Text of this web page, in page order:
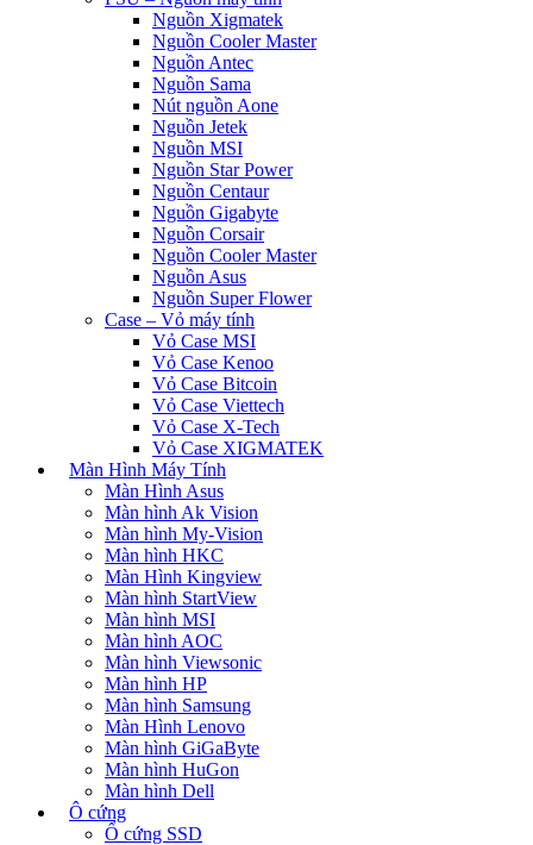
Nguồn Xigmatek
Nguồn Cooler Master
Nguồn Antec
Nguồn Sama
Nút nguồn Aone
Nguồn Jetek
Nguồn MSI
Nguồn Star Power
Nguồn Centaur
Nguồn Gigabyte
Nguồn Corsair
Nguồn Cooler Master
Nguồn Asus
Nguồn Super Flower
Case – Vỏ máy tính
Vỏ Case MSI
Vỏ Case Kenoo
Vỏ Case Bitcoin
Vỏ Case Viettech
Vỏ Case X-Tech
Vỏ Case XIGMATEK
Màn Hình Máy Tính
Màn Hình Asus
Màn hình Ak Vision
Màn hình My-Vision
Màn hình HKC
Màn Hình Kingview
Màn hình StartView
Màn hình MSI
Màn hình AOC
Màn hình Viewsonic
Màn hình HP
Màn hình Samsung
Màn Hình Lenovo
Màn hình GiGaByte
Màn hình HuGon
Màn hình Dell
Ô cứng
Ổ cứng SSD